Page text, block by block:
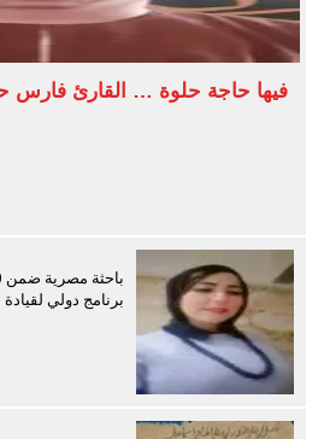
فيها حاجة حلوة … القارئ فارس
برنامج دولي لقيادة